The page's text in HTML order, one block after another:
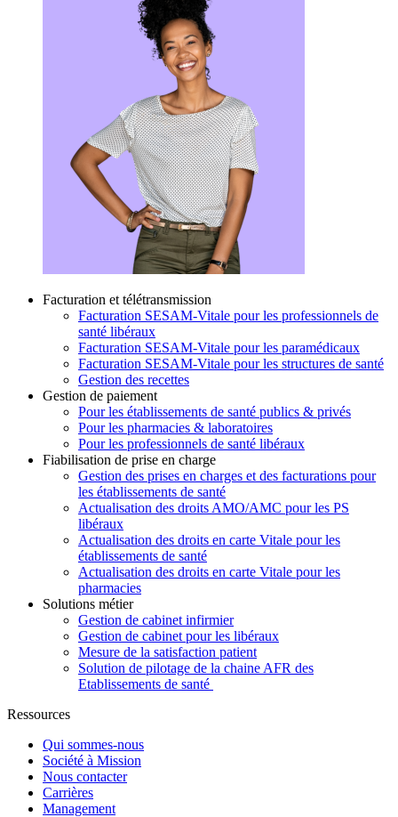
Facturation et télétransmission
Facturation SESAM-Vitale pour les professionnels de
santé libéraux
Facturation SESAM-Vitale pour les paramédicaux
Facturation SESAM-Vitale pour les structures de santé
Gestion des recettes
Gestion de paiement
Pour les établissements de santé publics & privés
Pour les pharmacies & laboratoires
Pour les professionnels de santé libéraux
Fiabilisation de prise en charge
Gestion des prises en charges et des facturations pour
les établissements de santé
Actualisation des droits AMO/AMC pour les PS
libéraux
Actualisation des droits en carte Vitale pour les
établissements de santé
Actualisation des droits en carte Vitale pour les
pharmacies
Solutions métier
Gestion de cabinet infirmier
Gestion de cabinet pour les libéraux
Mesure de la satisfaction patient
Solution de pilotage de la chaine AFR des
Etablissements de santé
Ressources
Qui sommes-nous
Société à Mission
Nous contacter
Carrières
Management